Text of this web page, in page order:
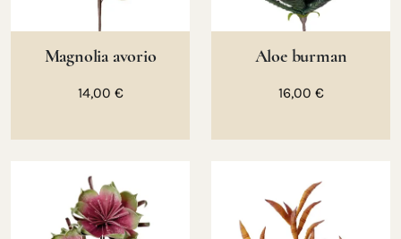
Magnolia avorio
14,00 €
Aloe burman
16,00 €